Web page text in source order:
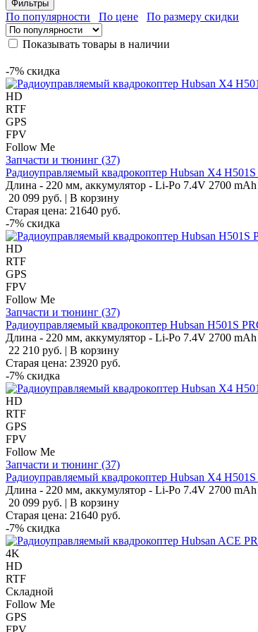
Фильтры
По популярности По цене По размеру скидки
Показывать товары в наличии
-7% скидка
HD
RTF
GPS
FPV
Follow Me
Запчасти и тюнинг (37)
Радиоуправляемый квадрокоптер Hubsan X4
Длина - 220 мм, аккумулятор - Li-Po 7.4V 2700
20 099 руб. | В корзину
Старая цена: 21640 руб.
-7% скидка
HD
RTF
GPS
FPV
Follow Me
Запчасти и тюнинг (37)
Радиоуправляемый квадрокоптер Hubsan H501S
Длина - 220 мм, аккумулятор - Li-Po 7.4V 2700
22 210 руб. | В корзину
Старая цена: 23920 руб.
-7% скидка
HD
RTF
GPS
FPV
Follow Me
Запчасти и тюнинг (37)
Радиоуправляемый квадрокоптер Hubsan X4
Длина - 220 мм, аккумулятор - Li-Po 7.4V 2700
20 099 руб. | В корзину
Старая цена: 21640 руб.
-7% скидка
4K
HD
RTF
Складной
Follow Me
GPS
FPV